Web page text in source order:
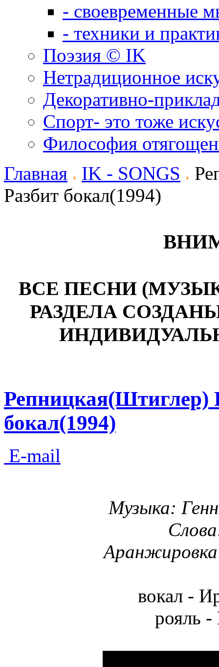
- своевременные
- техники и
Поэзия © IK
Нетрадиционное
Декоративно-
Спорт- это тоже
Философия
Главная
IK - SONGS
Разбит бокал(1994)
ВСЕ ПЕСНИ
РАЗДЕЛА
Репницкая(Штиглер)
бокал(1994)
E-mail
Музыка:
вокал -
рояль